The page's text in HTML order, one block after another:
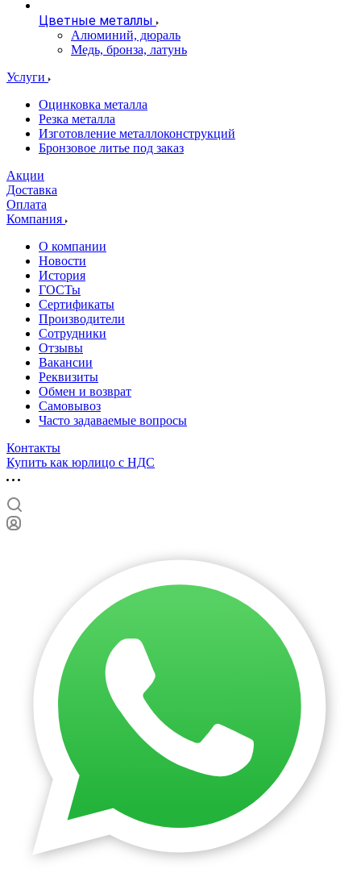
Цветные металлы
Алюминий, дюраль
Медь, бронза, латунь
Услуги
Оцинковка металла
Резка металла
Изготовление металлоконструкций
Бронзовое литье под заказ
Акции
Доставка
Оплата
Компания
О компании
Новости
История
ГОСТы
Сертификаты
Производители
Сотрудники
Отзывы
Вакансии
Реквизиты
Обмен и возврат
Самовывоз
Часто задаваемые вопросы
Контакты
Купить как юрлицо с НДС